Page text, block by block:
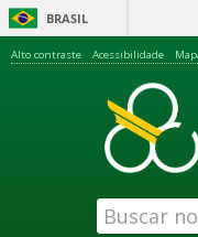
BRASIL
Alto contraste Acessibilidade